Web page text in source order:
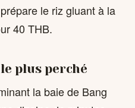
le riz gluant à la
40 THB.
plus perché
la baie de Bang